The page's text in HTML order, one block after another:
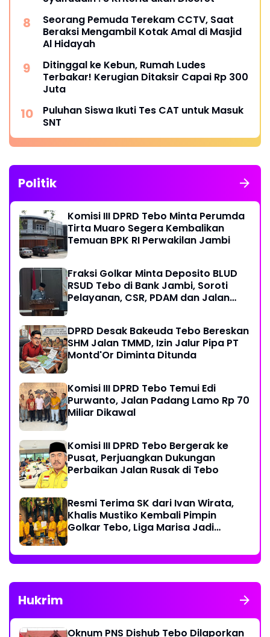
Seorang Pemuda Terekam CCTV, Saat
Beraksi Mengambil Kotak Amal di Masjid
Al Hidayah
Ditinggal ke Kebun, Rumah Ludes
Terbakar! Kerugian Ditaksir Capai Rp 300
Juta
Puluhan Siswa Ikuti Tes CAT untuk Masuk
SNT
Politik
Komisi III DPRD Tebo Minta Perumda
Tirta Muaro Segera Kembalikan
Temuan BPK RI Perwakilan Jambi
Fraksi Golkar Minta Deposito BLUD
RSUD Tebo di Bank Jambi, Soroti
Pelayanan, CSR, PDAM dan Jalan
DPRD Desak Bakeuda Tebo Bereskan
SHM Jalan TMMD, Izin Jalur Pipa PT
Montd'Or Diminta Ditunda
Komisi III DPRD Tebo Temui Edi
Purwanto, Jalan Padang Lamo Rp 70
Miliar Dikawal
Komisi III DPRD Tebo Bergerak ke
Pusat, Perjuangkan Dukungan
Perbaikan Jalan Rusak di Tebo
Resmi Terima SK dari Ivan Wirata,
Khalis Mustiko Kembali Pimpin
Golkar Tebo, Liga Marisa Jadi
Hukrim
Oknum PNS Dishub Tebo Dilaporkan